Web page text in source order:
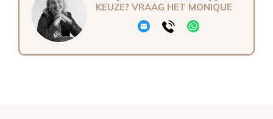
KEUZE? VRAAG HET MONIQUE